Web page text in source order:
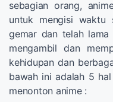
sebagian orang,
untuk mengisi waktu
gemar dan telah lama
mengambil dan
kehidupan dan
bawah ini adalah 5
menonton anime :